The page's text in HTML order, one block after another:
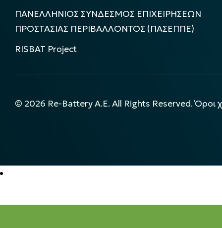
ΠΑΝΕΛΛΗΝΙΟΣ ΣΥΝΔΕΣΜΟΣ ΕΠΙΧΕΙΡΗΣΕΩΝ
ΠΡΟΣΤΑΣΙΑΣ ΠΕΡΙΒΑΛΛΟΝΤΟΣ (ΠΑΣΕΠΠΕ)
RISBAT Project
© 2026 Re-Battery A.E. All Rights Reserved.Όροι